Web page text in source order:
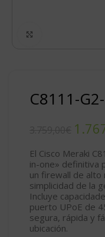
C8111-
El Cisco Meraki
in-one» definitiva
un firewall de alto
simplicidad de la
Incluye
puerto UPoE de
segura, rápida y
ubicación.